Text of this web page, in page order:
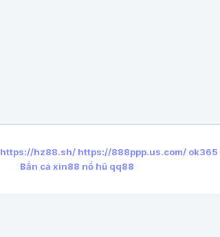
https://hz88.sh/ https://888ppp.us.com/ ok365
Bắn cá xin88 nổ hũ qq88